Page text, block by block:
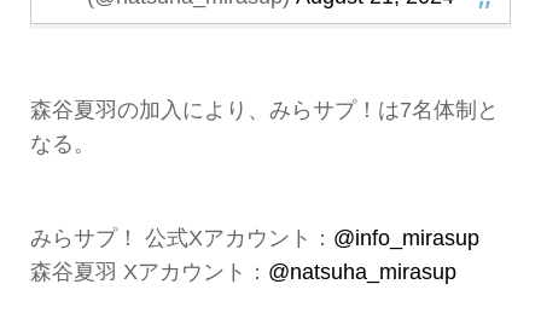
森谷夏羽の加入により、みらサプ！は7名体制と
なる。
みらサプ！ 公式Xアカウント： @info_mirasup
森谷夏羽 Xアカウント： @natsuha_mirasup